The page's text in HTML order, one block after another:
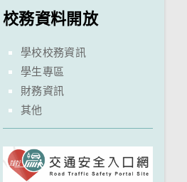
校務資料開放
學校校務資訊
學生專區
財務資訊
其他